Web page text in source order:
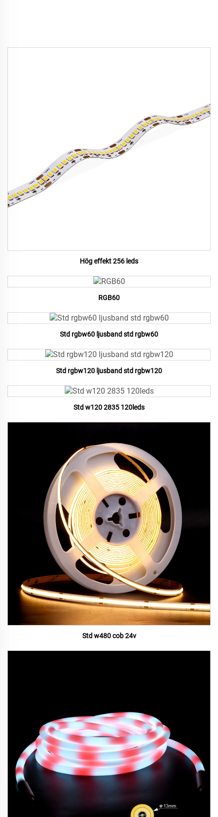
Hög effekt 256 leds
RGB60
Std rgbw60 ljusband std rgbw60
Std rgbw120 ljusband std rgbw120
Std w120 2835 120leds
Std w480 cob 24v